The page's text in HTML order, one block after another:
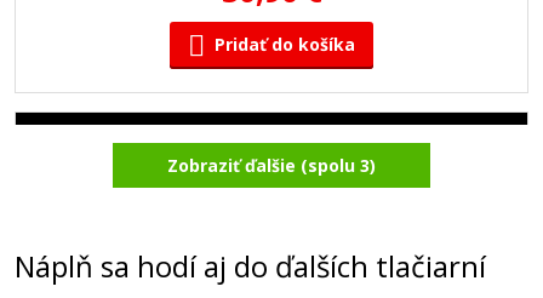
Pridať do košíka
Minolta P1710589004 (Čierny)
Zobraziť ďalšie (spolu 3)
Náplň sa hodí aj do ďalších tlačiarní